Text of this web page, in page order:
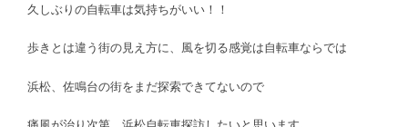
久しぶりの自転車は気持ちがいい！！
歩きとは違う街の見え方に、風を切る感覚は自転車ならでは
浜松、佐鳴台の街をまだ探索できてないので